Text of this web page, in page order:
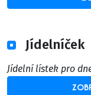
Jídelníček
Jídelní lístek pro